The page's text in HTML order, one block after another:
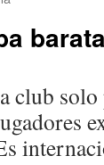
club solo